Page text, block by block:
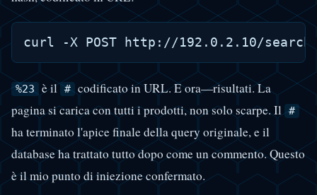
%23 è il # codificato in URL. E ora—risultati. La
pagina si carica con tutti i prodotti, non solo scarpe. Il #
ha terminato l'apice finale della query originale, e il
database ha trattato tutto dopo come un commento. Questo
è il mio punto di iniezione confermato.